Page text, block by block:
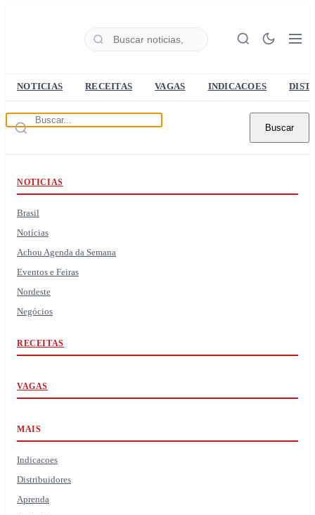
NOTICIAS RECEITAS VAGAS INDICACOES
Buscar
NOTICIAS
Brasil
Notícias
Achou Agenda da Semana
Eventos e Feiras
Nordeste
Negócios
RECEITAS
VAGAS
MAIS
Indicacoes
Distribuidores
Aprenda